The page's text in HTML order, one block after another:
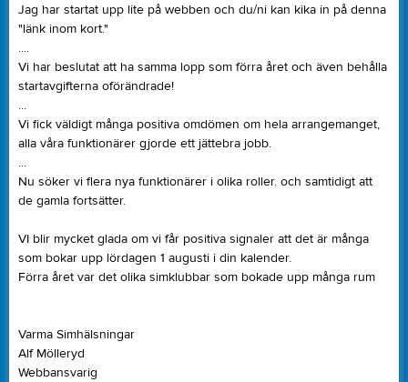
Jag har startat upp lite på webben och du/ni kan kika in på denna
"länk inom kort."
....
Vi har beslutat att ha samma lopp som förra året och även behålla
startavgifterna oförändrade!
...
Vi fick väldigt många positiva omdömen om hela arrangemanget,
alla våra funktionärer gjorde ett jättebra jobb.
...
Nu söker vi flera nya funktionärer i olika roller. och samtidigt att
de gamla fortsätter.
VI blir mycket glada om vi får positiva signaler att det är många
som bokar upp lördagen 1 augusti i din kalender.
Förra året var det olika simklubbar som bokade upp många rum
Varma Simhälsningar
Alf Mölleryd
Webbansvarig